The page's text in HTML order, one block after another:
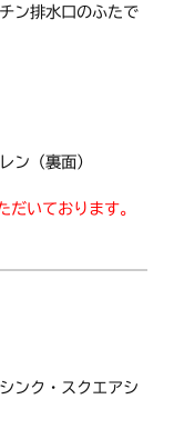
ン排水口のふたで
ン（裏面）
いております。
ンク・スクエアシ